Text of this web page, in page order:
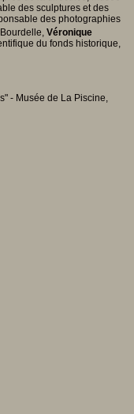
des sculptures et des
des photographies
Véronique
du fonds historique,
- Musée de La Piscine,